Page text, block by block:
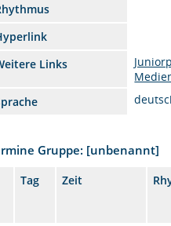
Links
Gruppe: [unbenannt]
Tag Zeit